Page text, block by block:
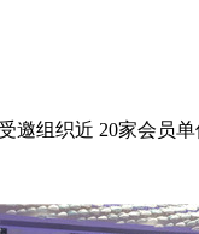
组织近 20家会员